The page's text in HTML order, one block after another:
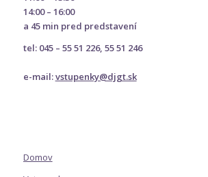
14:00 – 16:00
a 45 min pred predstavení
tel: 045 – 55 51 226, 55 51 246
e-mail:vstupenky@djgt.sk
Domov